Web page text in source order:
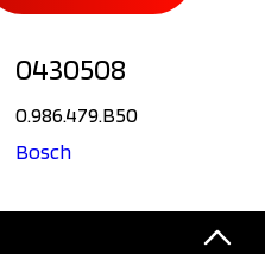
0430508
0.986.479.B50
Bosch